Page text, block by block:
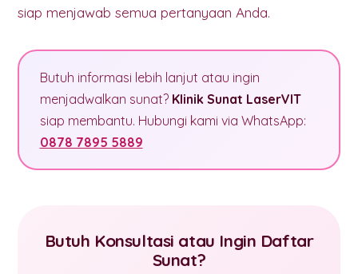
siap menjawab semua pertanyaan Anda.
Butuh informasi lebih lanjut atau ingin
menjadwalkan sunat? Klinik Sunat LaserVIT
siap membantu. Hubungi kami via WhatsApp:
0878 7895 5889
Butuh Konsultasi atau Ingin Daftar
Sunat?